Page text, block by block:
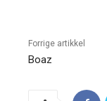
Forrige artikkel
Boaz